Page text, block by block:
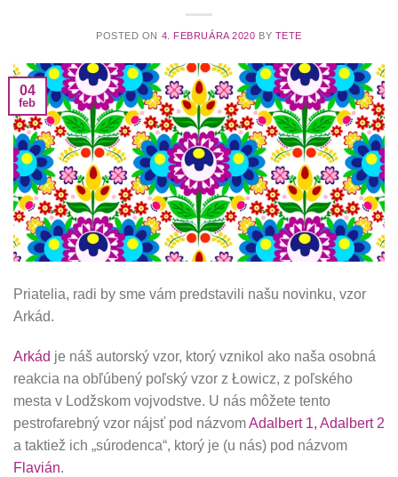
POSTED ON 4. FEBRUÁRA 2020 BY TETE
04
feb
Priatelia, radi by sme vám predstavili našu novinku, vzor
Arkád.
Arkád je náš autorský vzor, ktorý vznikol ako naša osobná
reakcia na obľúbený poľský vzor z Łowicz, z poľského
mesta v Lodžskom vojvodstve. U nás môžete tento
pestrofarebný vzor nájsť pod názvomAdalbert 1, Adalbert 2
a taktiež ich „súrodenca“, ktorý je (u nás) pod názvom
Flavián.